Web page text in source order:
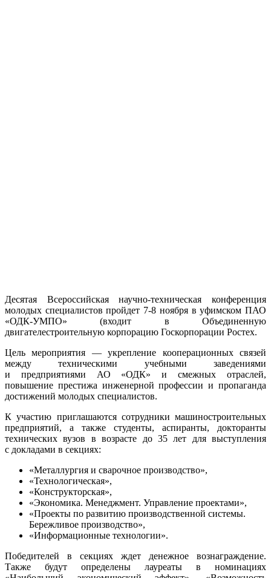
Десятая Всероссийская научно-техническая конференция
молодых специалистов пройдет 7-8 ноября в уфимском ПАО
«ОДК-УМПО» (входит в Объединенную
двигателестроительную корпорацию Госкорпорации Ростех.
Цель мероприятия — укрепление кооперационных связей
между техническими учебными заведениями
и предприятиями АО «ОДК» и смежных отраслей,
повышение престижа инженерной профессии и пропаганда
достижений молодых специалистов.
К участию приглашаются сотрудники машиностроительных
предприятий, а также студенты, аспиранты, докторанты
технических вузов в возрасте до 35 лет для выступления
с докладами в секциях:
«Металлургия и сварочное производство»,
«Технологическая»,
«Конструкторская»,
«Экономика. Менеджмент. Управление проектами»,
«Проекты по развитию производственной системы.
Бережливое производство»,
«Информационные технологии».
Победителей в секциях ждет денежное вознаграждение.
Также будут определены лауреаты в номинациях